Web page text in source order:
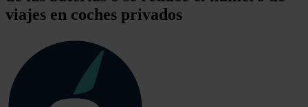
viajes en coches privados